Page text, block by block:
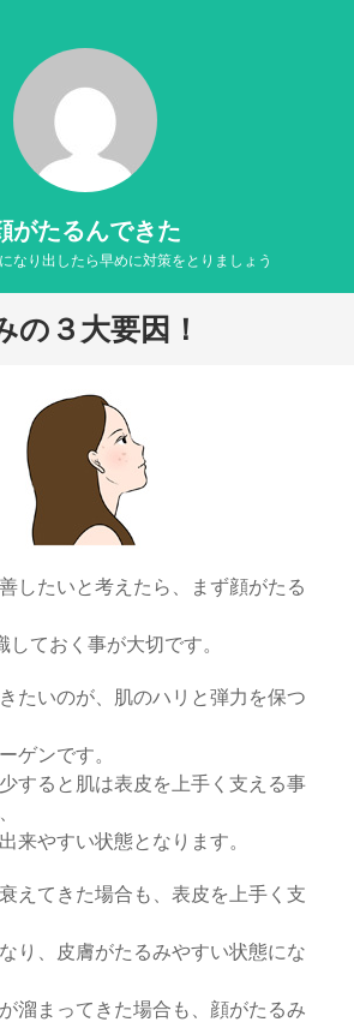
がたるんできた
なり出したら早めに対策をとりましょう
の３大要因！
したいと考えたら、まず顔がたる
ておく事が大切です。
たいのが、肌のハリと弾力を保つ
ゲンです。
すると肌は表皮を上手く支える事
来やすい状態となります。
えてきた場合も、表皮を上手く支
り、皮膚がたるみやすい状態にな
溜まってきた場合も、顔がたるみ